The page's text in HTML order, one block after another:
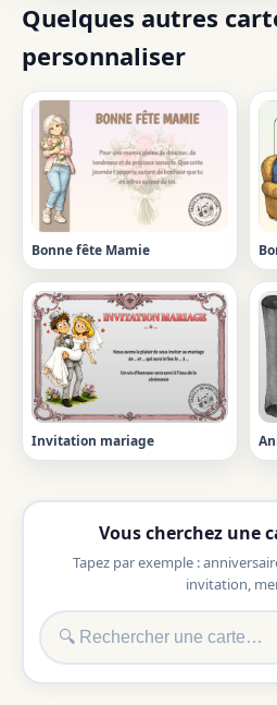
Quelques autres
personnaliser
Bonne fête Mamie
Invitation mariage
Vous cherchez une
Tapez par exemple :
invitation,